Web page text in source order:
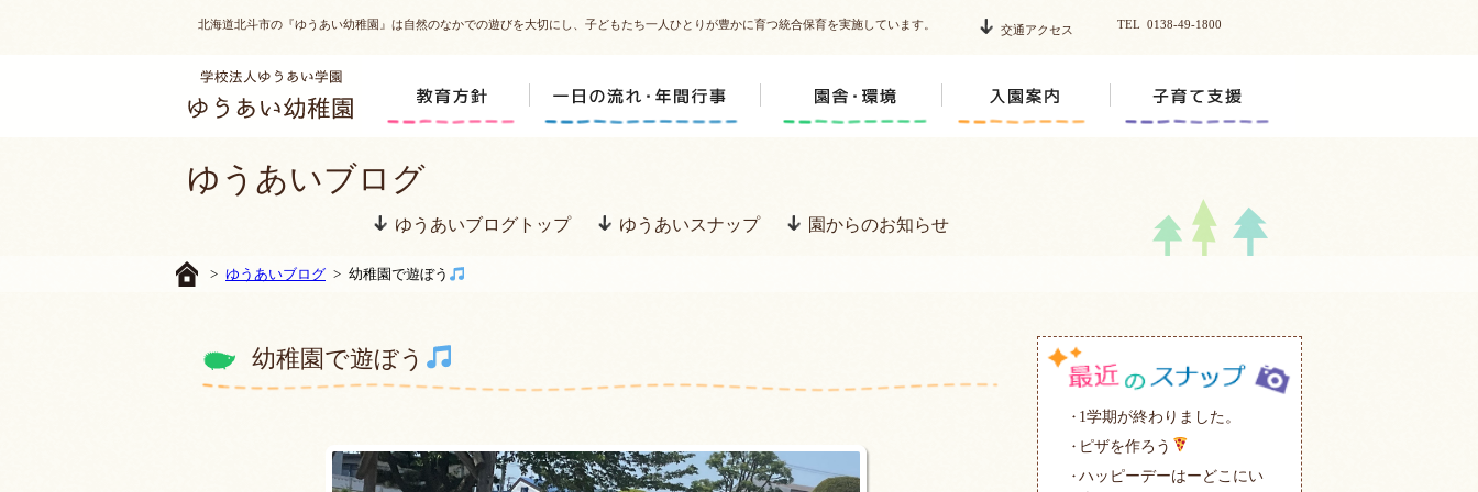
北海道北斗市の『ゆうあい幼稚園』は自然のなかでの遊びを大切にし、子どもたち一人ひとりが豊かに育つ統合保育を実施しています。 交通アクセス TEL 0138-49-1800
ゆうあいブログ
ゆうあいブログトップ ゆうあいスナップ 園からのお知らせ
> ゆうあいブログ > 幼稚園で遊ぼう
幼稚園で遊ぼう
1学期が終わりました。
ピザを作ろう
ハッピーデーはーどこにい